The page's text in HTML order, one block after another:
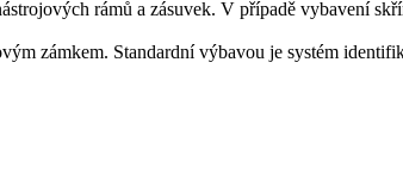
rámů a zásuvek. V případě vybavení
zámkem. Standardní výbavou je systém